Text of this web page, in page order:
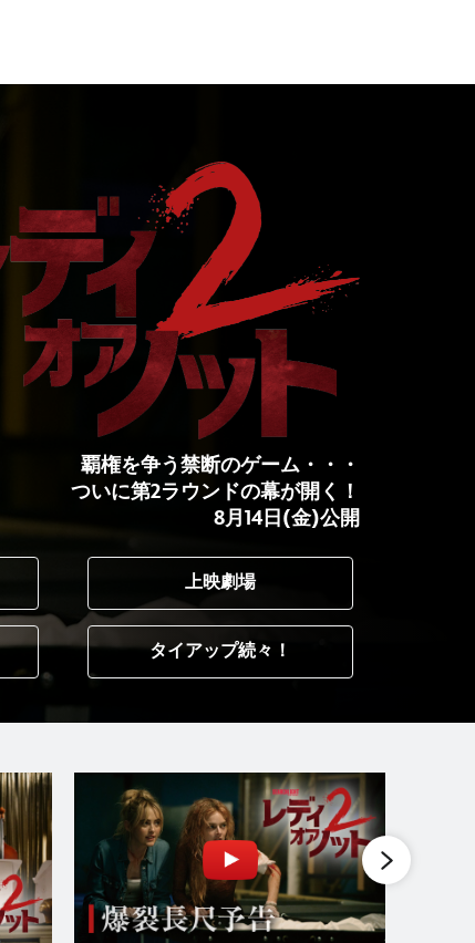
覇権を争う禁断のゲーム・・・
ついに第2ラウンドの幕が開く！
8月14日(金)公開
上映劇場
タイアップ続々！